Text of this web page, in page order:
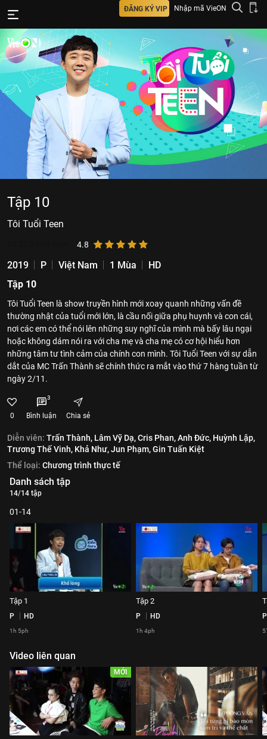
ĐĂNG KÝ VIP Nhập mã VieON
Tập 10
Tôi Tuổi Teen
4.8
2019 P Việt Nam 1 Mùa
HD
Tập 10
Tôi Tuổi Teen là show truyền hình mới xoay quanh những vấn đề
thường nhật của tuổi mới lớn, là cầu nối giữa phụ huynh và con cái,
nơi các em có thể nói lên những suy nghĩ của mình mà bấy lâu ngại
hoặc không dám nói ra với cha mẹ và cha mẹ có cơ hội hiểu hơn
những tâm tư tình cảm của chính con mình. Tôi Tuổi Teen với sự dẫn
dắt của MC Trấn Thành sẽ chính thức ra mắt vào thứ 7 hàng tuần từ
ngày 2/11.
0
3
Bình luận Chia sẻ
Diễn viên: Trấn Thành, Lâm Vỹ Dạ,Cris Phan,Anh Đức, Huỳnh Lập,
Trương Thế Vinh, Khả Như,Jun Phạm,Gin Tuấn Kiệt
Thể loại: Chương trình thực tế
Danh sách tập
14/14 tập
01-14
Tập 1
P HD
1h 5ph
Tập 2
P HD
1h 4ph
P
Video liên quan
MỚI